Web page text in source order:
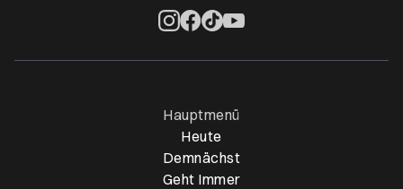
Hauptmenü
Heute
Demnächst
Geht Immer